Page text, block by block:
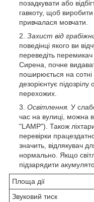
позадкувати або
гавкоту, щоб
привчалася мовчати.
Захист від
поведінці якого ви
переведіть
Сирена, почне
поширюється на сотні
дезорієнтує підозрілу
перехожих.
Освітлення. У
час на вулиці, можна
"LAMP"). Також
перевірки
значить, відлякувач
нормально. Якщо
підзарядити
Площа дії
Звуковий тиск